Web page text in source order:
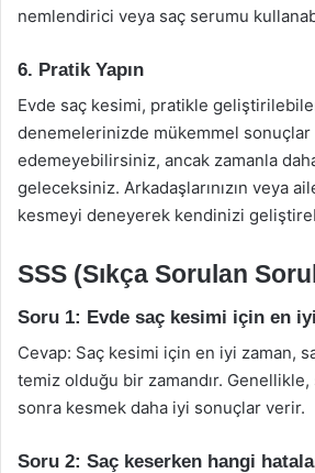
nemlendirici veya saç serumu
6. Pratik Yapın
Evde saç kesimi, pratikle
denemelerinizde mükemmel sonuçlar
edemeyebilirsiniz, ancak zamanla
geleceksiniz. Arkadaşlarınızın veya
kesmeyi deneyerek kendinizi
SSS (Sıkça Sorulan
Soru 1: Evde saç kesimi için en
Cevap: Saç kesimi için en iyi zaman,
temiz olduğu bir zamandır. Genellikle,
sonra kesmek daha iyi sonuçlar verir.
Soru 2: Saç keserken hangi